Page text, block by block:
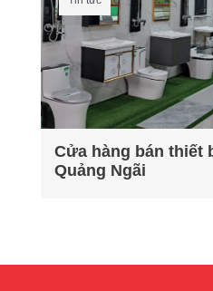
Cửa hàng bán thiết
Quảng Ngãi